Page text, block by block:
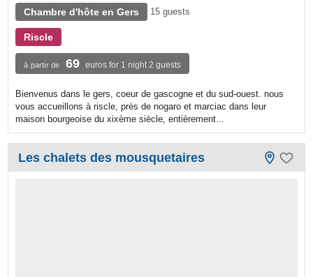
Chambre d'hôte en Gers 15 guests
Riscle
à partir de 69 euros for 1 night 2 guests
Bienvenus dans le gers, coeur de gascogne et du sud-ouest. nous
vous accueillons à riscle, près de nogaro et marciac dans leur
maison bourgeoise du xixème siècle, entièrement...
Les chalets des mousquetaires